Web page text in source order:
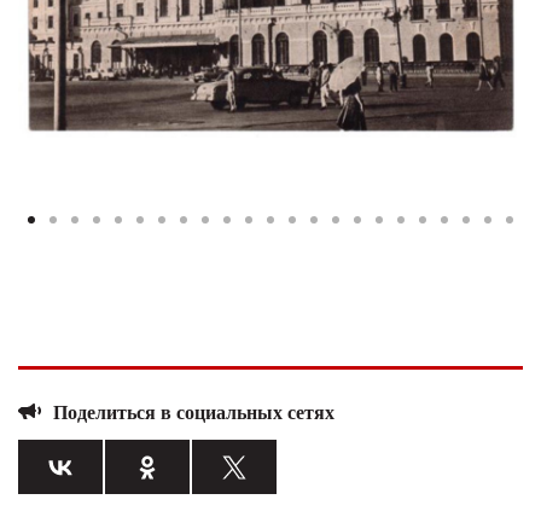
Поделиться в социальных сетях